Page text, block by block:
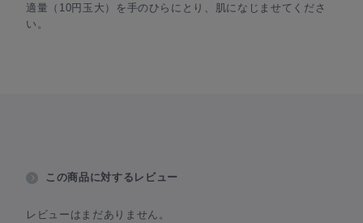
適量（10円玉大）を手のひらにとり、肌になじませてくださ
い。
この商品に対するレビュー
レビューはまだありません。